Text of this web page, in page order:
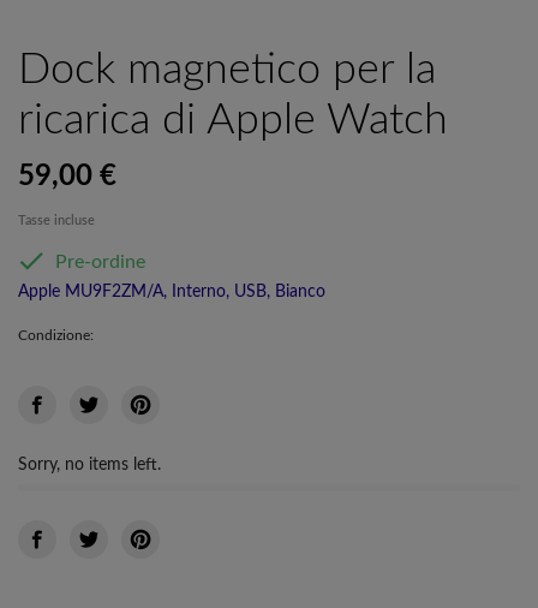
Dock magnetico per la
ricarica di Apple Watch
59,00 €
Tasse incluse
 Pre-ordine
Apple MU9F2ZM/A, Interno, USB, Bianco
Condizione:
Sorry, no items left.